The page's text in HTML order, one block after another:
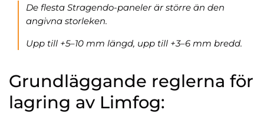
De flesta Stragendo-paneler är större än den
angivna storleken.
Upp till +5–10 mm längd, upp till +3–6 mm bredd.
Grundläggande reglerna för
lagring av Limfog: